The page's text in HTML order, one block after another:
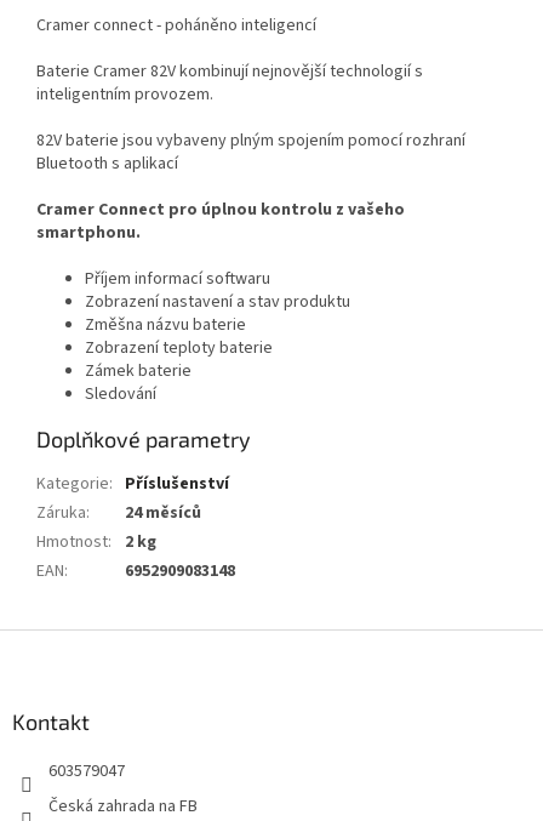
Cramer connect - poháněno inteligencí
Baterie Cramer 82Vkombinují nejnovější technologií s
inteligentním provozem.
82V baterie jsou vybaveny plným spojením pomocí rozhraní
Bluetooth s aplikací
Cramer Connect pro úplnou kontrolu z vašeho
smartphonu.
Příjem informací softwaru
Zobrazení nastavení a stav produktu
Změšna názvu baterie
Zobrazení teploty baterie
Zámek baterie
Sledování
Doplňkové parametry
Kategorie: Příslušenství
Záruka:
24 měsíců
Hmotnost:
2 kg
EAN: 6952909083148
Kontakt
603579047
Česká zahrada na FB